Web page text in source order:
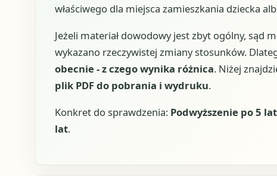
właściwego dla miejsca zamieszkania dziecka
Jeżeli materiał dowodowy jest zbyt ogólny, sąd
wykazano rzeczywistej zmiany stosunków.
obecnie - z czego wynika różnica. Niżej
plik PDF do pobrania i wydruku.
Konkret do sprawdzenia: Podwyższenie po 5
lat.